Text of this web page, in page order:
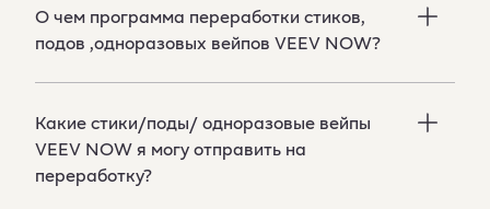
О чем программa переработки стиков,
подов ,одноразовыx вейпов VEEV NOW?
Какие стики/поды/ одноразовые вейпы
VEEV NOW я могу отправить на
переработку?